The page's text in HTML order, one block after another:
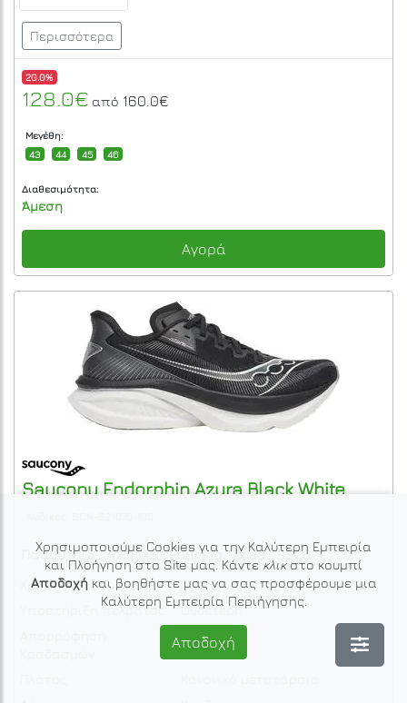
Περισσότερα
20.0%
128.0€ από 160.0€
Μεγέθη:
43
44 45 46
Διαθεσιμότητα:
Άμεση
Αγορά
SauconyEndorphin AzuraBlack White
Παπούτσια Ανδρικά Running Road
SS26
Χρήση:
Πόλη, Road
Υποστήριξη πέλματος:
Ουδέτερη
Μέτρια
Χρησιμοποιούμε Cookies για την Καλύτερη Εμπειρία
και Πλοήγηση στο Site μας. Κάντε κλικ στο κουμπί
Αποδοχήκαι βοηθήστε μας να σας προσφέρουμε μια
Καλύτερη Εμπειρία Περιήγησης.
Αποδοχή